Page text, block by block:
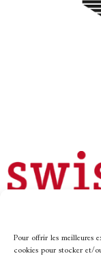
Pour offrir les meilleures
cookies pour stocker et/